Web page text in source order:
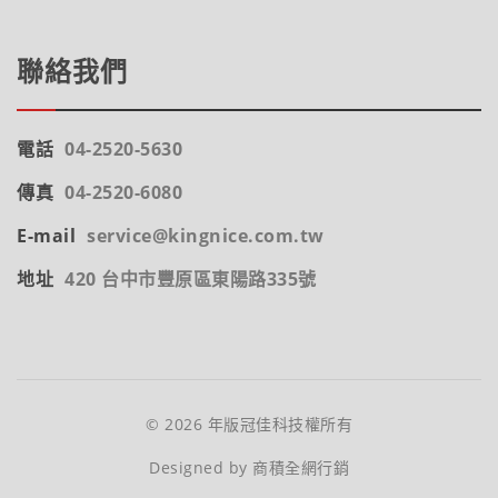
聯絡我們
電話 04-2520-5630
傳真 04-2520-6080
E-mail service@kingnice.com.tw
地址 420 台中市豐原區東陽路335號
© 2026 年版冠佳科技權所有
Designed by 商積全網行銷